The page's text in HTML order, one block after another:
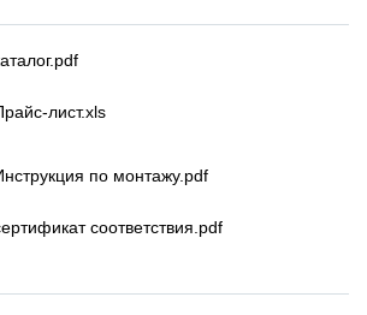
лист.xls
по монтажу.pdf
соответствия.pdf